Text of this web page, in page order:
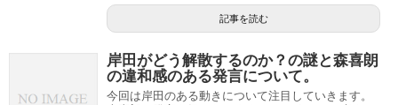
記事を読む
岸田がどう解散するのか？の謎と森喜朗
の違和感のある発言について。
今回は岸田のある動きについて注目していきます。